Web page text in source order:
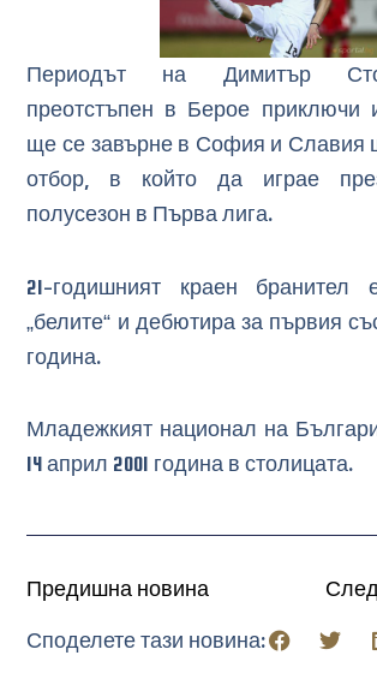
Периодът на Димитър
преотстъпен в Берое приключи
ще се завърне в София и Славия
отбор, в който да играе
полусезон в Първа лига.
21-годишният краен
„белите“ и дебютира за първия
година.
Младежкият национал на
14 април 2001 година в столицата.
Предишна новина
Споделете тази новина: